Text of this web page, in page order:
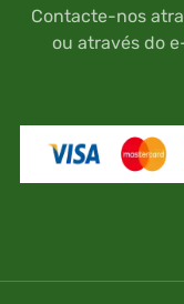
Contacte-nos
ou através do